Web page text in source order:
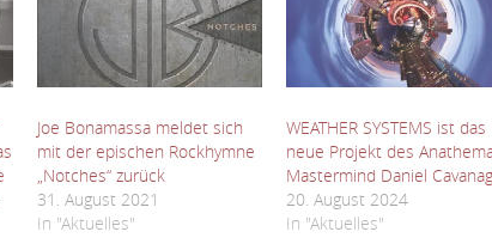
Joe Bonamassa meldet sich
mit der epischen Rockhymne
„Notches“ zurück
31. August 2021
In "Aktuelles"
WEATHER SYSTEMS ist das
neue Projekt des
Mastermind Daniel
20. August 2024
In "Aktuelles"